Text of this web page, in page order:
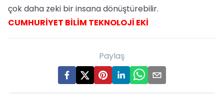
çok daha zeki bir insana dönüştürebilir.
CUMHURİYET BİLİM TEKNOLOJİ EKİ
Paylaş